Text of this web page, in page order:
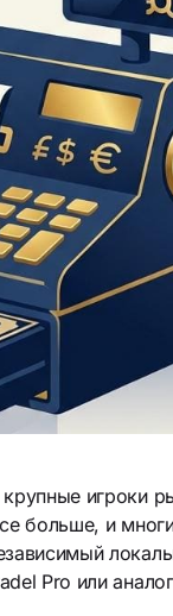
игроки
больше, и
Pro или